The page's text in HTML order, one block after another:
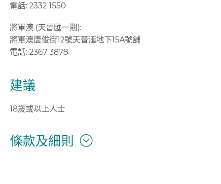
電話: 2332 1550
將軍澳 (天晉匯一期):
將軍澳唐俊街12號天晉滙地下15A號舖
電話: 2367 3878
建議
18歲或以上人士
條款及細則